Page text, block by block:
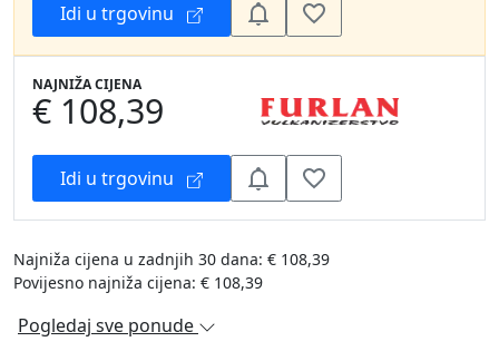
Idi u trgovinu
NAJNIŽA CIJENA
€ 108,39
Idi u trgovinu
Najniža cijena u zadnjih 30 dana: € 108,39
Povijesno najniža cijena: € 108,39
Pogledaj sve ponude